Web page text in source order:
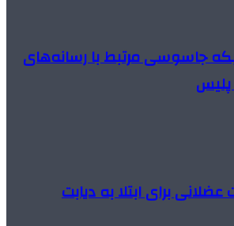
جاسوسی مرتبط با رسانه‌های
برای ابتلا به دیابت